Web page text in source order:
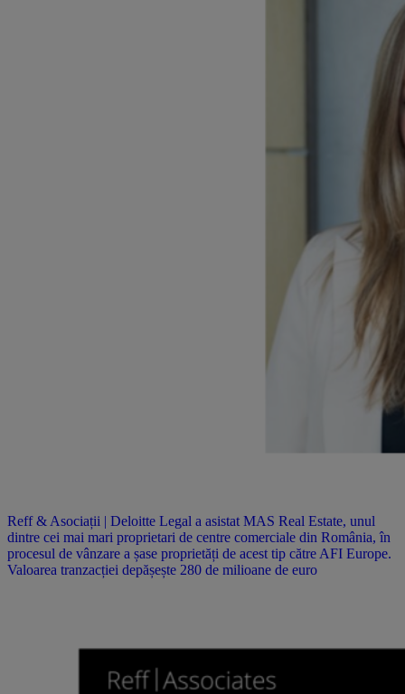
Reff & Asociații | Deloitte Legal a asistat MAS Real Estate, unul
dintre cei mai mari proprietari de centre comerciale din România, în
procesul de vânzare a șase proprietăți de acest tip către AFI Europe.
Valoarea tranzacției depășește 280 de milioane de euro